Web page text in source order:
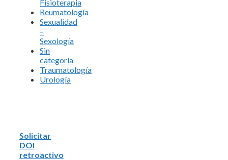
Fisioterapia
Reumatología
Sexualidad
–
Sexología
Sin
categoría
Traumatología
Urología
Solicitar
DOI
retroactivo